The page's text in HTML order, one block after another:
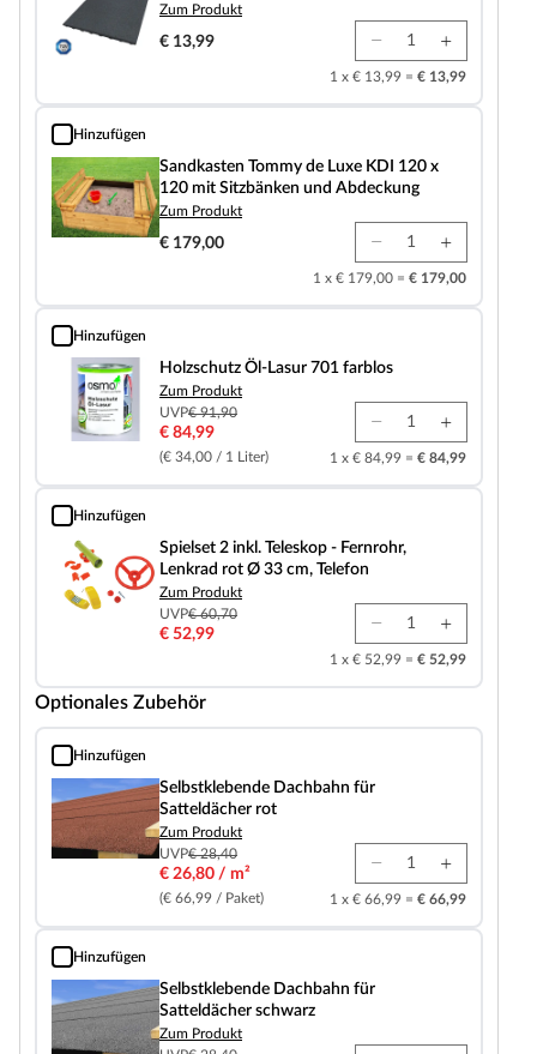
Zum Produkt
€ 13,99
1 x € 13,99 = € 13,99
Hinzufügen
Sandkasten Tommy de Luxe KDI 120 x 120 mit Sitzbänken und Abdeckung
Sandkasten Tommy de Luxe KDI 120 x
120 mit Sitzbänken und Abdeckung
Zum Produkt
€ 179,00
1 x € 179,00 = € 179,00
Hinzufügen
Holzschutz Öl-Lasur 701 farblos
Holzschutz Öl-Lasur 701 farblos
Zum Produkt
UVP€ 91,90
€ 84,99
(€ 34,00 / 1 Liter) 1 x € 84,99 = € 84,99
Hinzufügen
Spielset 2 inkl. Teleskop - Fernrohr, Lenkrad rot Ø 33 cm, Telefon
Spielset 2 inkl. Teleskop - Fernrohr,
Lenkrad rot Ø 33 cm, Telefon
Zum Produkt
UVP€ 60,70
€ 52,99
1 x € 52,99 = € 52,99
Optionales Zubehör
Hinzufügen
Selbstklebende Dachbahn für Satteldächer rot
Selbstklebende Dachbahn für
Satteldächer rot
Zum Produkt
UVP€ 28,40
€ 26,80 / m²
(€ 66,99 / Paket) 1 x € 66,99 = € 66,99
Hinzufügen
Selbstklebende Dachbahn für Satteldächer schwarz
Selbstklebende Dachbahn für
Satteldächer schwarz
Zum Produkt